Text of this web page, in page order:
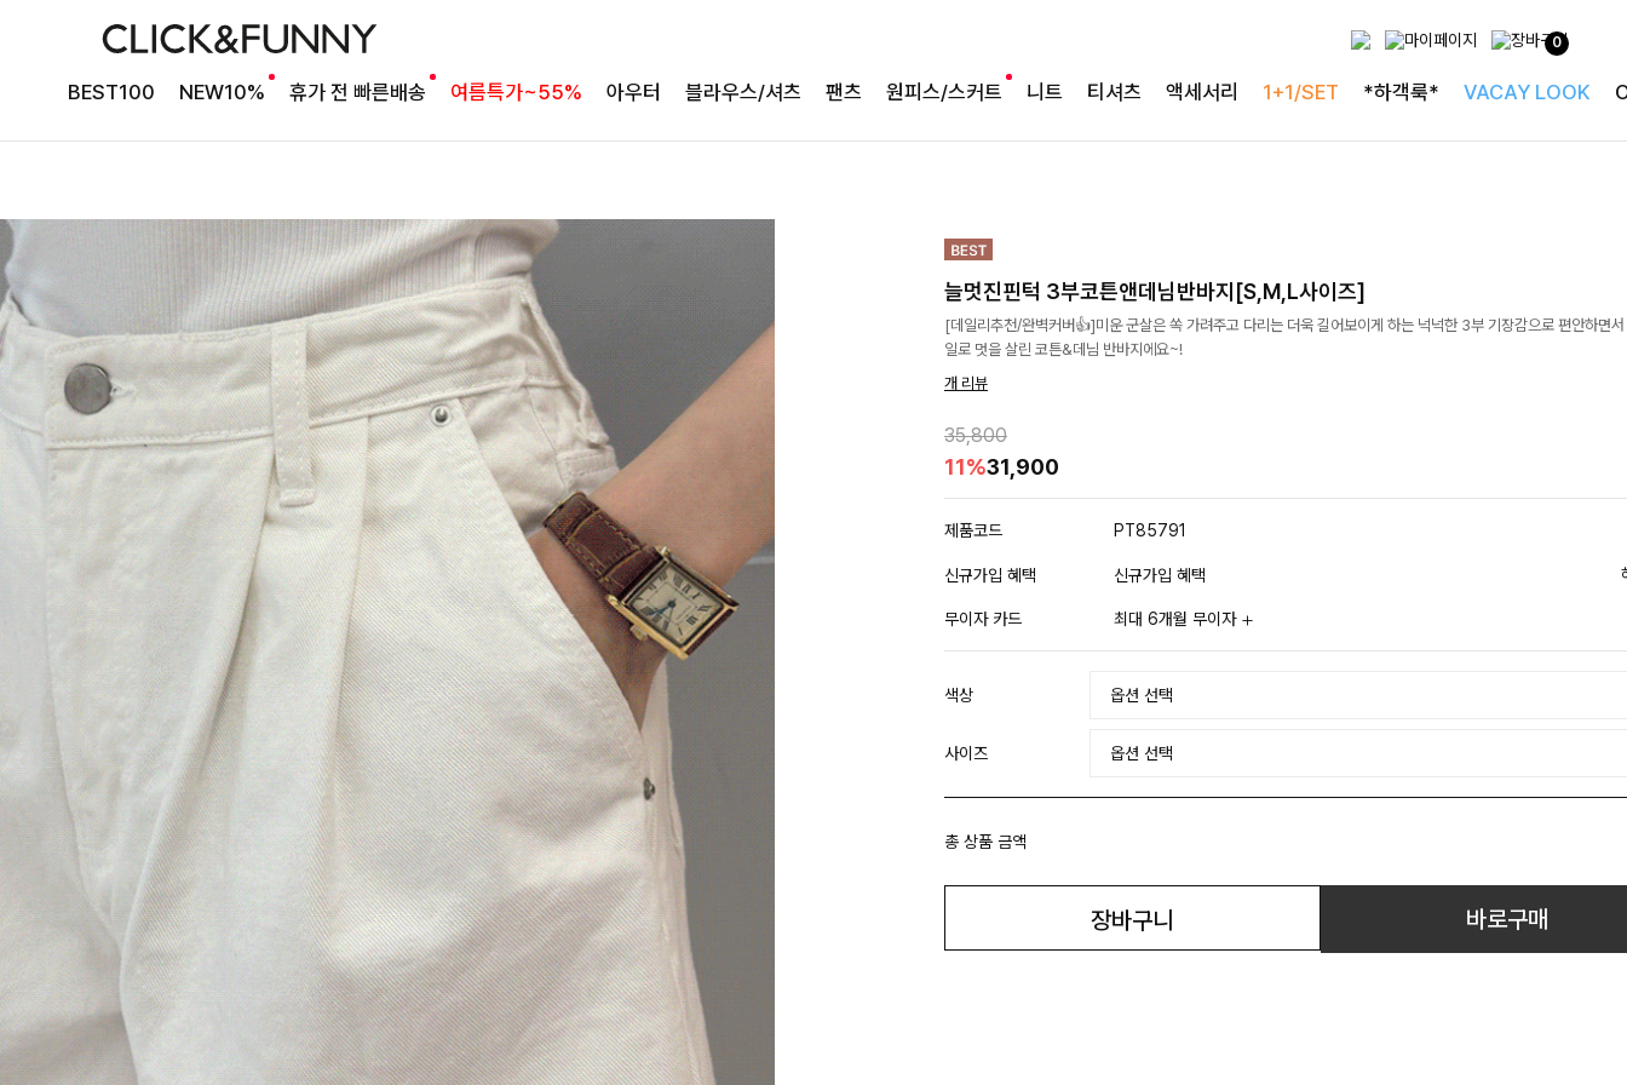
0
BEST100 NEW10% 휴가 전 빠른배송 여름특가~55% 아우터 블라우스/셔츠 팬츠 원피스/스커트 니트 티셔츠 액세서리 1+1/SET *하객룩* VACAY LOOK
늘멋진핀턱 3부코튼앤데님반바지[S,M,L사이즈]
[데일리추천/완벽커버👍]미운 군살은 쏙 가려주고 다리는 더욱 길어보이게 하는 넉넉한 3부 기장감으로 편안하면
일로 멋을 살린 코튼&데님 반바지에요~!
개 리뷰
35,800
11%31,900
제품코드 PT85791
신규가입 혜택 신규가입 혜택
무이자 카드 최대 6개월 무이자
색상
사이즈
총 상품 금액
장바구니 바로구매